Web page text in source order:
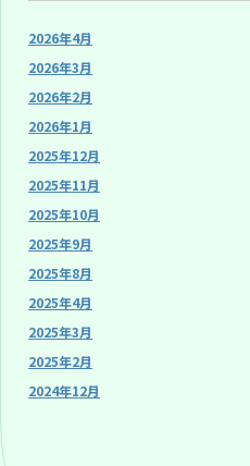
2026年4月
2026年3月
2026年2月
2026年1月
2025年12月
2025年11月
2025年10月
2025年9月
2025年8月
2025年4月
2025年3月
2025年2月
2024年12月